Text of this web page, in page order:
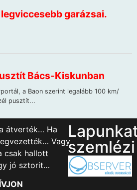
átverték… Ha
Vagy
csak hallott
jó sztorit…
szemlézi